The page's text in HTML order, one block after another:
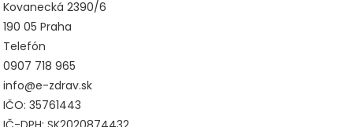
Kovanecká 2390/6
190 05 Praha
Telefón
0907 718 965
info@e-zdrav.sk
IČO: 35761443